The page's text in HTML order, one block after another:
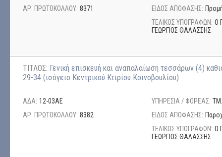
ΑΡ. ΠΡΩΤΟΚΟΛΛΟΥ: 8371
ΕΙΔΟΣ ΑΠΟΦΑΣΗΣ:
ΤΕΛΙΚΟΣ ΥΠΟΓΡΑΦΩΝ: Ο
ΓΕΩΡΓΙΟΣ ΘΑΛΑΣΣΗΣ
ΤΙΤΛΟΣ: Γενική επισκευή και αναπαλαίωση τεσσάρων (4)
29-34 (ισόγειο Κεντρικού Κτιρίου Κοινοβουλίου)
ΑΔΑ: 12-03ΑΕ
ΑΡ. ΠΡΩΤΟΚΟΛΛΟΥ: 8382
ΥΠΗΡΕΣΙΑ / ΦΟΡΕΑΣ:
ΕΙΔΟΣ ΑΠΟΦΑΣΗΣ:
ΤΕΛΙΚΟΣ ΥΠΟΓΡΑΦΩΝ: Ο
ΓΕΩΡΓΙΟΣ ΘΑΛΑΣΣΗΣ